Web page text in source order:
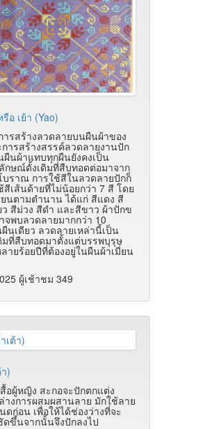
อ เย้า (Yao)
รสร้างลวดลายบนผืนผ้าของ
การสร้างสรรค์ลวดลายงานปัก
นผ้าแทบทุกผืนยังคงเป็น
กษณ์ดั้งเดิมที่สืบทอดต่อมาจาก
ราณ การใช้สีในลวดลายปักก็
สีเส้นด้ายที่ไม่น้อยกว่า 7 สี โดย
นตามตำนาน ได้แก่ สีแดง สี
ว สีม่วง สีดำ และสีขาว ผ้าปักข
จพบลวดลายมากกว่า 10
นเดียว ลวดลายเหล่านี้เป็น
ที่สืบทอดมาตั้งแต่บรรพบุรุษ
ายร้อยปีที่ต้องอยู่ในผืนผ้าเมี่ยน
ผู้เช้าชม 349
)
อผู้หญิง สะกอจะปักตกแต่ง
งการผสมผสานลาย มักใช้ลาย
ดก่อน เพื่อให้ได้ช่องว่างที่จะ
ขึ้นจากนั้นจึงปักลงไป